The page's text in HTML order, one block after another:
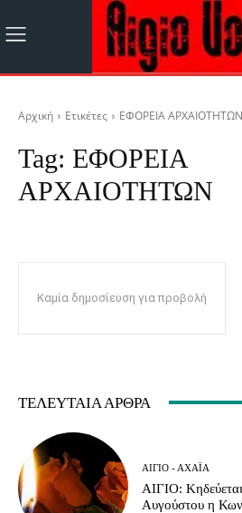
Αρχική Ετικέτες ΕΦΟΡΕΙΑ ΑΡΧΑΙΟΤΗΤΩΝ
Tag: ΕΦΟΡΕΙΑ
ΑΡΧΑΙΟΤΗΤΩΝ
Καμία δημοσίευση για προβολή
ΤΕΛΕΥΤΑΊΑ ΆΡΘΡΑ
ΑΊΓΙΟ - ΑΧΑΪ́Α
ΑΙΓΙΟ:
Αυγούστου η